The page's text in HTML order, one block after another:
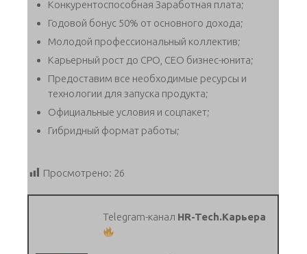
Конкурентоспособная Заработная плата;
Годовой бонус 50% от основного дохода;
Молодой профессиональный коллектив;
Карьерный рост до CPO, CEO бизнес-юнита;
Предоставим все необходимые ресурсы и
технологии для запуска продукта;
Официальные условия и соцпакет;
Гибридный формат работы;
Просмотрено: 26
Telegram-канал HR-Tech.Карьера